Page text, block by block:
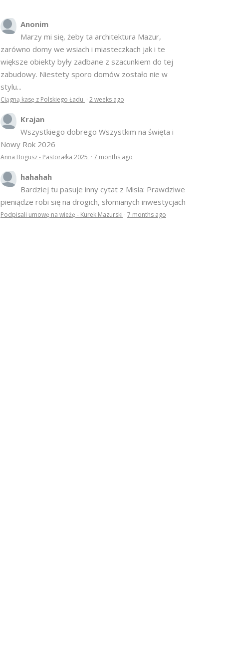
Anonim
Marzy mi się, żeby ta architektura Mazur,
zarówno domy we wsiach i miasteczkach jak i te
większe obiekty były zadbane z szacunkiem do tej
zabudowy. Niestety sporo domów zostało nie w
stylu...
Ciągną kasę z Polskiego Ładu · 2 weeks ago
Krajan
Wszystkiego dobrego Wszystkim na święta i
Nowy Rok 2026
Anna Bogusz - Pastorałka 2025 · 7 months ago
hahahah
Bardziej tu pasuje inny cytat z Misia: Prawdziwe
pieniądze robi się na drogich, słomianych inwestycjach
Podpisali umowę na wieżę - Kurek Mazurski · 7 months ago